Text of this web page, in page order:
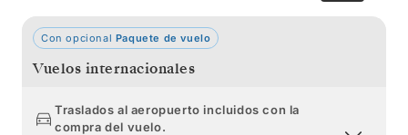
Con opcional Paquete de vuelo
Vuelos internacionales
Traslados al aeropuerto incluidos con la
compra del vuelo.